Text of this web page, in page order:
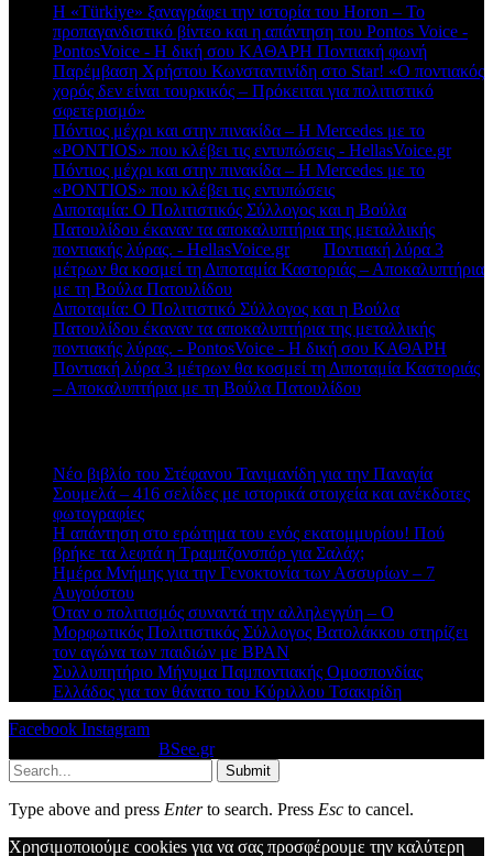
Η «Türkiye» ξαναγράφει την ιστορία του Horon – Το
προπαγανδιστικό βίντεο και η απάντηση του Pontos Voice -
PontosVoice - H δική σου ΚΑΘΑΡΗ Ποντιακή φωνή
Παρέμβαση Χρήστου Κωνσταντινίδη στο Star! «Ο ποντιακός
χορός δεν είναι τουρκικός – Πρόκειται για πολιτιστικό
σφετερισμό»
Πόντιος μέχρι και στην πινακίδα – Η Mercedes με το
«PONTIOS» που κλέβει τις εντυπώσεις - HellasVoice.grστο
Πόντιος μέχρι και στην πινακίδα – Η Mercedes με το
«PONTIOS» που κλέβει τις εντυπώσεις
Διποταμία: Ο Πολιτιστικός Σύλλογος και η Βούλα
Πατουλίδου έκαναν τα αποκαλυπτήρια της μεταλλικής
ποντιακής λύρας. - HellasVoice.grστο Ποντιακή λύρα 3
μέτρων θα κοσμεί τη Διποταμία Καστοριάς – Αποκαλυπτήρια
με τη Βούλα Πατουλίδου
Διποταμία: Ο Πολιτιστικό Σύλλογος και η Βούλα
Πατουλίδου έκαναν τα αποκαλυπτήρια της μεταλλικής
ποντιακής λύρας. - PontosVoice - H δική σου ΚΑΘΑΡΗ
Ποντιακή λύρα 3 μέτρων θα κοσμεί τη Διποταμία Καστοριάς
– Αποκαλυπτήρια με τη Βούλα Πατουλίδου
Νέο βιβλίο του Στέφανου Τανιμανίδη για την Παναγία
Σουμελά – 416 σελίδες με ιστορικά στοιχεία και ανέκδοτες
φωτογραφίες
Η απάντηση στο ερώτημα του ενός εκατομμυρίου! Πού
βρήκε τα λεφτά η Τραμπζονσπόρ για Σαλάχ;
Ημέρα Μνήμης για την Γενοκτονία των Ασσυρίων – 7
Αυγούστου
Όταν ο πολιτισμός συναντά την αλληλεγγύη – Ο
Μορφωτικός Πολιτιστικός Σύλλογος Βατολάκκου στηρίζει
τον αγώνα των παιδιών με BPAN
Συλλυπητήριο Μήνυμα Παμποντιακής Ομοσπονδίας
Ελλάδος για τον θάνατο του Κύριλλου Τσακιρίδη
Facebook Instagram
BSee.gr.
Submit
Type above and press Enterto search. Press Esc to cancel.
Χρησιμοποιούμε cookies για να σας προσφέρουμε την καλύτερη